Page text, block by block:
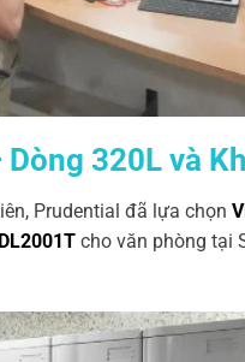
320L và
Prudential đã lựa chọn
cho văn phòng tại